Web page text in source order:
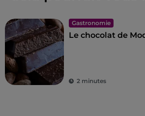
Gastronomie
Le chocolat de
2 minutes